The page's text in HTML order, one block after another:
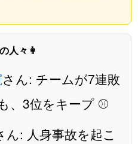
人々👩
さん: チームが7連敗
、3位をキープ ⚾️
ん: 人身事故を起こ